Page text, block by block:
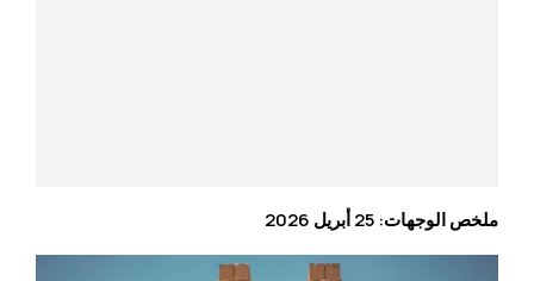
ملخص الوجهات: 25 أبريل 2026